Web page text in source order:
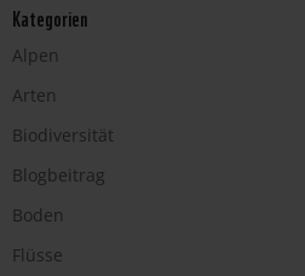
Kategorien
Alpen
Arten
Biodiversität
Blogbeitrag
Boden
Flüsse